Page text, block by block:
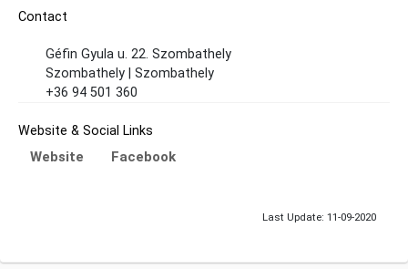
Contact
Géfin Gyula u. 22. Szombathely
Szombathely | Szombathely
+36 94 501 360
Website & Social Links
Website Facebook
Last Update: 11-09-2020